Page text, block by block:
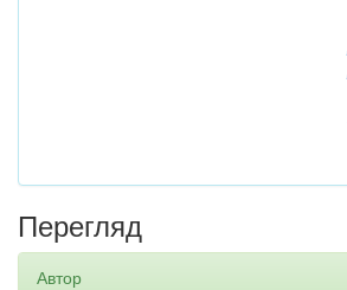
Перегляд
Автор